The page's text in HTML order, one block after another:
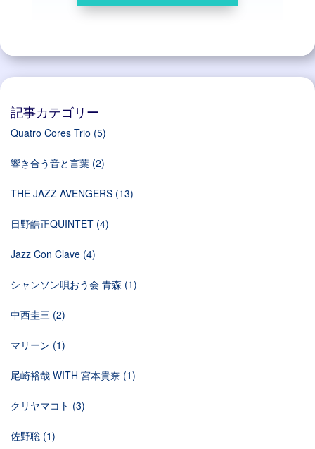
記事カテゴリー
Quatro Cores Trio (5)
響き合う音と言葉 (2)
THE JAZZ AVENGERS (13)
日野皓正QUINTET (4)
Jazz Con Clave (4)
シャンソン唄おう会 青森 (1)
中西圭三 (2)
マリーン (1)
尾崎裕哉 WITH 宮本貴奈 (1)
クリヤマコト (3)
佐野聡 (1)